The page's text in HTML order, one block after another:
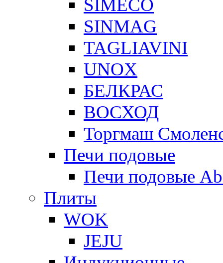
SIMECO
SINMAG
TAGLIAVINI
UNOX
БЕЛКРАС
ВОСХОД
Торгмаш
Печи подовые
Печи подовые
Плиты
WOK
JEJU